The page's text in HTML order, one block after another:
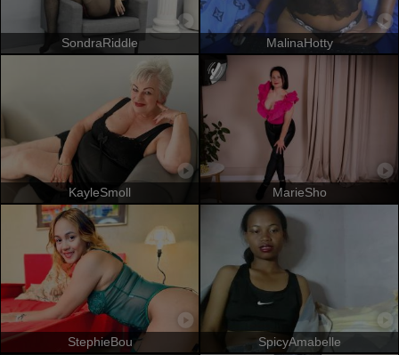
SondraRiddle MalinaHotty
KayleSmoll MarieSho
StephieBou SpicyAmabelle